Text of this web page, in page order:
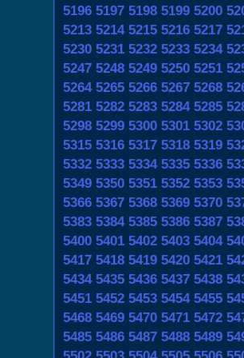
5196 5197 5198 5199 5200
5213 5214 5215 5216 5217
5230 5231 5232 5233 5234
5247 5248 5249 5250 5251
5264 5265 5266 5267 5268
5281 5282 5283 5284 5285
5298 5299 5300 5301 5302
5315 5316 5317 5318 5319
5332 5333 5334 5335 5336
5349 5350 5351 5352 5353
5366 5367 5368 5369 5370
5383 5384 5385 5386 5387
5400 5401 5402 5403 5404
5417 5418 5419 5420 5421
5434 5435 5436 5437 5438
5451 5452 5453 5454 5455
5468 5469 5470 5471 5472
5485 5486 5487 5488 5489